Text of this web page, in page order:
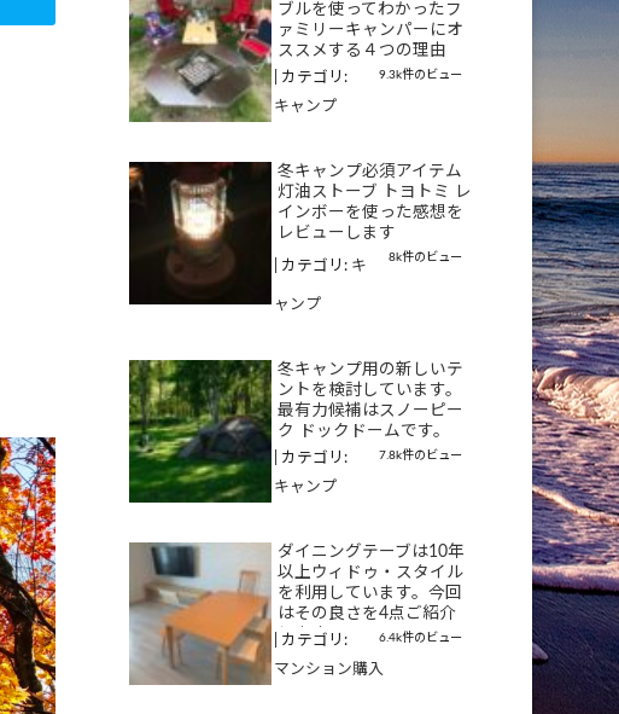
ブルを使ってわかったフ
ァミリーキャンパーにオ
ススメする４つの理由
9.3k件のビュー
カテゴリ:
キャンプ
冬キャンプ必須アイテム
灯油ストーブ トヨトミ レ
インボーを使った感想を
レビューします
8k件のビュー
カテゴリ: キ
ャンプ
冬キャンプ用の新しいテ
ントを検討しています。
最有力候補はスノーピー
ク ドックドームです。
7.8k件のビュー
カテゴリ:
キャンプ
ダイニングテーブは10年
以上ウィドゥ・スタイル
を利用しています。今回
はその良さを4点ご紹介
します
6.4k件のビュー
カテゴリ:
マンション購入